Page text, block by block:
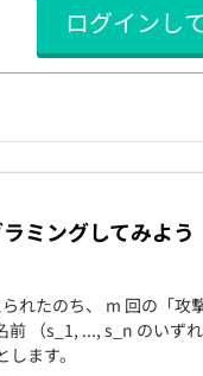
インタビュー
就活成功ガイド
プラン
個人
学校
契約
ログインし
ミングしてみよう
れたのち、 m 回の「
（s_1, ..., s_n のいず
ます。